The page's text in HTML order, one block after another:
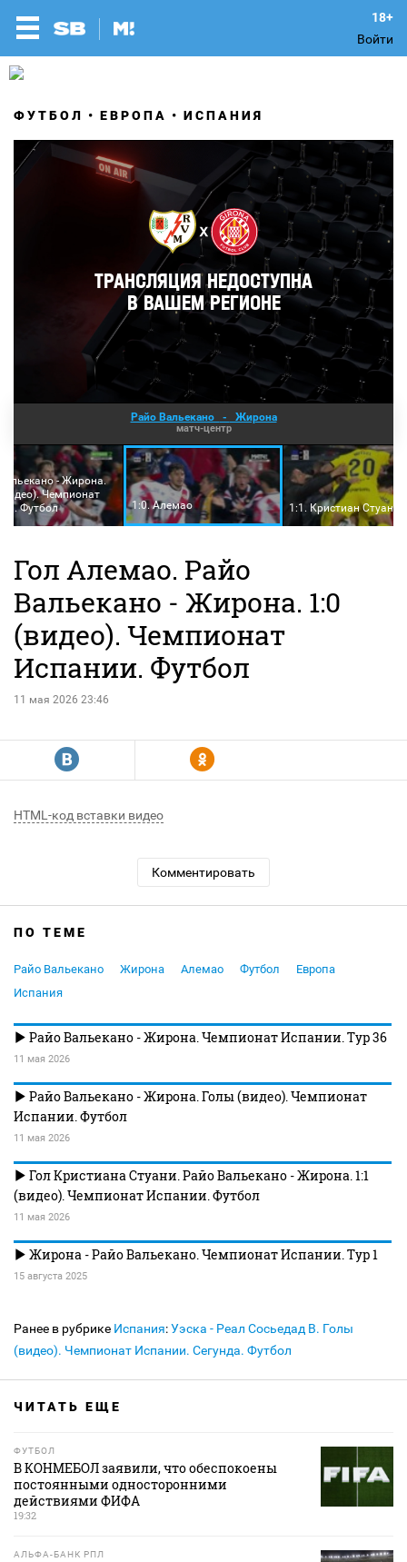
Войти
ФУТБОЛ ЕВРОПА ИСПАНИЯ
Райо Вальекано - Жирона
матч-центр
- Жирона.
Чемпионат
Футбол
1:0. Алемао 1:1. Кристиан Стуани
Гол Алемао. Райо
Вальекано - Жирона. 1:0
(видео). Чемпионат
Испании. Футбол
11 мая 2026 23:46
R Y
HTML-код вставки видео
Комментировать
ПО ТЕМЕ
Райо Вальекано Жирона Алемао Футбол
Европа
Испания
Райо Вальекано - Жирона. Чемпионат Испании. Тур 36
11 мая 2026
Райо Вальекано - Жирона. Голы (видео). Чемпионат
Испании. Футбол
11 мая 2026
Гол Кристиана Стуани. Райо Вальекано - Жирона. 1:1
(видео). Чемпионат Испании. Футбол
11 мая 2026
Жирона - Райо Вальекано. Чемпионат Испании. Тур 1
15 августа 2025
Ранее в рубрике Испания:Уэска - Реал Сосьедад B. Голы
(видео). Чемпионат Испании. Сегунда. Футбол
ЧИТАТЬ ЕЩЕ
ФУТБОЛ
В КОНМЕБОЛ заявили, что обеспокоены
постоянными односторонними
действиями ФИФА
19:32
АЛЬФА-БАНК РПЛ